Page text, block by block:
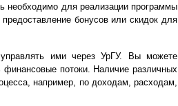
необходимо для реализации программы
бонусов или скидок для
ими через УрГУ. Вы можете
финансовые потоки. Наличие различных
например, по доходам, расходам,